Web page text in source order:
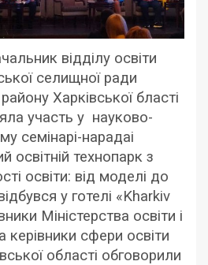
відділу освіти
селищної ради
Харківської бласті
участь у науково-
семінарі-нарадаі
освітній технопарк з
освіти: від моделі до
у готелі «Kharkiv
Міністерства освіти і
керівники сфери освіти
області обговорили